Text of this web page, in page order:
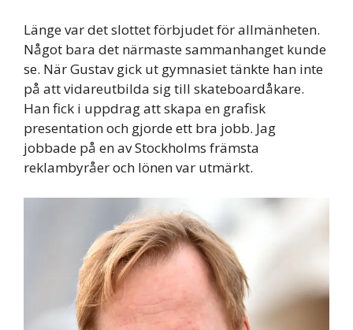
Länge var det slottet förbjudet för allmänheten.
Något bara det närmaste sammanhanget kunde
se. När Gustav gick ut gymnasiet tänkte han inte
på att vidareutbilda sig till skateboardåkare.
Han fick i uppdrag att skapa en grafisk
presentation och gjorde ett bra jobb. Jag
jobbade på en av Stockholms främsta
reklambyråer och lönen var utmärkt.